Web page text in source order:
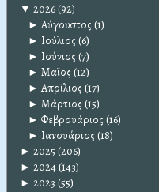
▼ 2026(92)
► Αύγουστος (1)
► Ιούλιος (6)
► Ιούνιος (7)
► Μαϊος (12)
► Απρίλιος (17)
► Μάρτιος (15)
► Φεβρουάριος (16)
► Ιανουάριος (18)
► 2025 (206)
► 2024(143)
► 2023 (55)